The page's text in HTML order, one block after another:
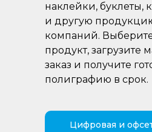
наклейки, буклеты,
и другую
компаний.
продукт, загрузите
заказ и получите
полиграфию в срок.
Цифровая и